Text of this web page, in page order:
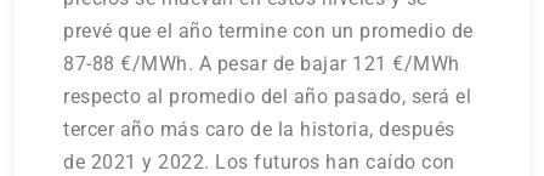
prevé que el año termine con un promedio de
87-88 €/MWh. A pesar de bajar 121 €/MWh
respecto al promedio del año pasado, será el
tercer año más caro de la historia, después
de 2021 y 2022. Los futuros han caído con